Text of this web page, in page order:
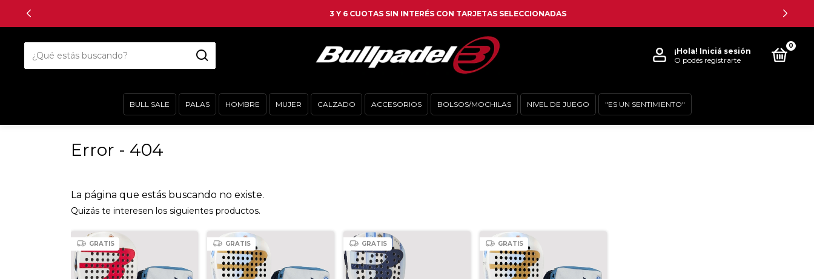
3 Y 6 CUOTAS SIN INTERÉS CON TARJETAS SELECCIONADAS
¡Hola! Iniciá sesión
O podés registrarte
0
BULL SALE PALAS HOMBRE MUJER CALZADO ACCESORIOS BOLSOS/MOCHILAS NIVEL DE JUEGO "ES UN SENTIMIENTO"
Error - 404
La página que estás buscando no existe.
Quizás te interesen los siguientes productos.
GRATIS GRATIS GRATIS GRATIS